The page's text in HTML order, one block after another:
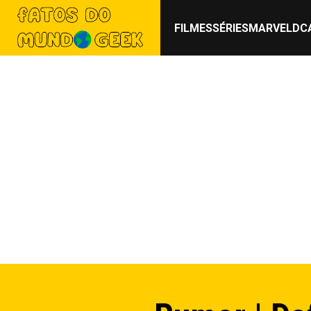
FILMESSÉRIESMARVELDC